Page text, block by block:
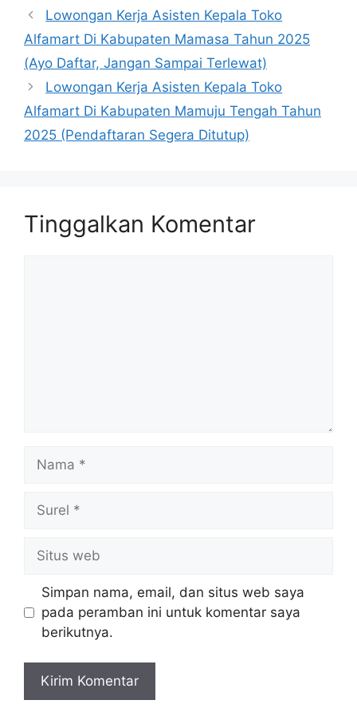
Lowongan Kerja Asisten Kepala Toko
Alfamart Di Kabupaten Mamasa Tahun 2025
(Ayo Daftar, Jangan Sampai Terlewat)
Lowongan Kerja Asisten Kepala Toko
Alfamart Di Kabupaten Mamuju Tengah Tahun
2025 (Pendaftaran Segera Ditutup)
Tinggalkan Komentar
web
Simpan nama, email, dan situs web saya
pada peramban ini untuk komentar saya
berikutnya.